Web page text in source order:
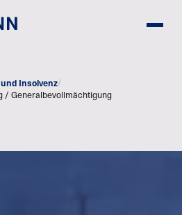
Insolvenz/
/ Generalbevollmächtigung